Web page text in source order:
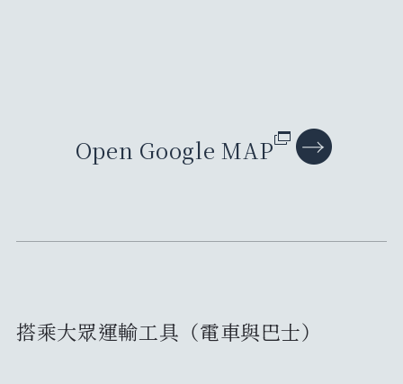
Open Google MAP
搭乘大眾運輸工具（電車與巴士）